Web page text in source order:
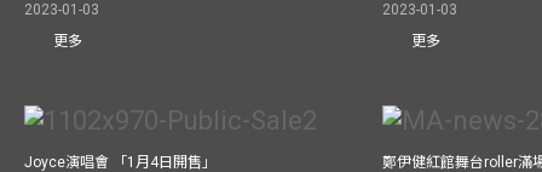
2023-01-03
更多
2023-01-03
更多
Joyce演唱會 「1月4日開售」
鄭伊健紅館舞台roller滿